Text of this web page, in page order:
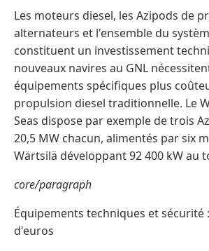
Les moteurs diesel, les Azipods de
alternateurs et l'ensemble du
constituent un investissement
nouveaux navires au GNL
équipements spécifiques plus
propulsion diesel traditionnelle. Le
Seas dispose par exemple de trois
20,5 MW chacun, alimentés par six
Wärtsilä développant 92 400 kW au
core/paragraph
Équipements techniques et sécurité
d'euros